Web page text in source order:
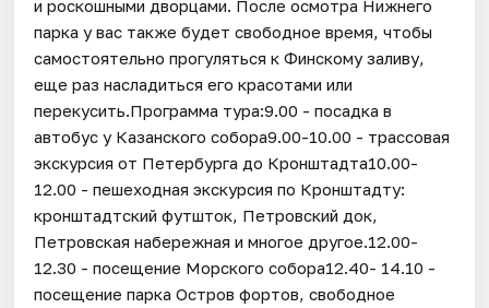
и роскошными дворцами. После осмотра Нижнего
парка у вас также будет свободное время, чтобы
самостоятельно прогуляться к Финскому заливу,
еще раз насладиться его красотами или
перекусить.Программа тура:9.00 - посадка в
автобус у Казанского собора9.00-10.00 - трассовая
экскурсия от Петербурга до Кронштадта10.00-
12.00 - пешеходная экскурсия по Кронштадту:
кронштадтский футшток, Петровский док,
Петровская набережная и многое другое.12.00-
12.30 - посещение Морского собора12.40- 14.10 -
посещение парка Остров фортов, свободное